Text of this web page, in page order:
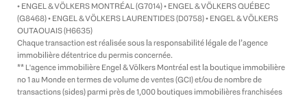
• ENGEL & VÖLKERS MONTRÉAL (G7014) • ENGEL & VÖLKERS QUÉBEC
(G8468) • ENGEL & VÖLKERS LAURENTIDES (D0758) • ENGEL & VÖLKERS
OUTAOUAIS (H6635)
Chaque transaction est réalisée sous la responsabilité légale de l’agence
immobilière détentrice du permis concernée.
** L'agence immobilière Engel & Völkers Montréal est la boutique immobilière
no 1 au Monde en termes de volume de ventes (GCI) et/ou de nombre de
transactions (sides) parmi près de 1,000 boutiques immobilières franchisées